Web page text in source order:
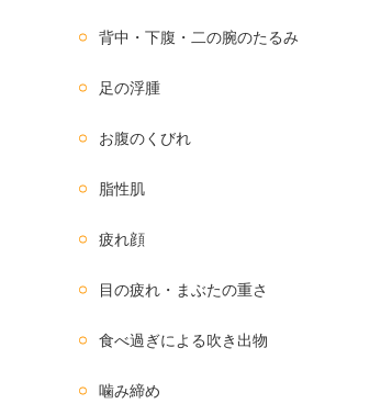
背中・下腹・二の腕のたるみ
足の浮腫
お腹のくびれ
脂性肌
疲れ顔
目の疲れ・まぶたの重さ
食べ過ぎによる吹き出物
噛み締め